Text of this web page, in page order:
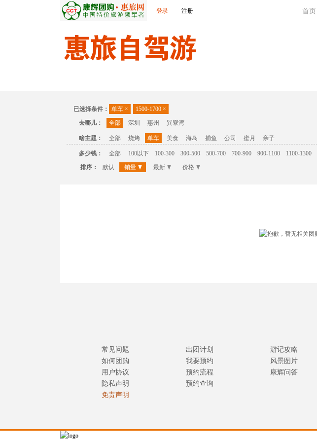
登录 注册 首页
已选择条件： 单车 × 1500-1700 ×
去哪儿：
全部 深圳 惠州 巽寮湾
啥主题： 全部 烧烤 单车 美食 海岛 捕鱼 公司 蜜月 亲子
多少钱： 全部 100以下 100-300 300-500 500-700 700-900 900-1100 1100-1300
排序：
默认 销量 最新 价格
常见问题
如何团购
用户协议
隐私声明
免责声明
出团计划
我要预约
预约流程
预约查询
游记攻略
风景图片
康辉问答